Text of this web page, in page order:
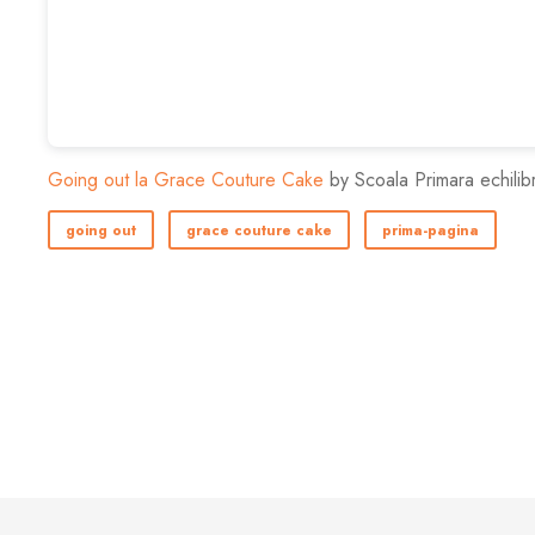
Going out la Grace Couture Cake by Scoala Primara
going out grace couture cake prima-pagina